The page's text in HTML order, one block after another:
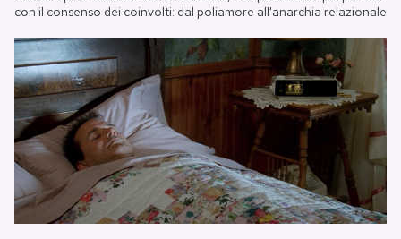
con il consenso dei coinvolti: dal poliamore all'anarchia relazionale